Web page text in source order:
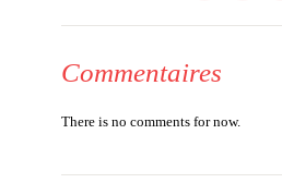
Commentaires
There is no comments for now.